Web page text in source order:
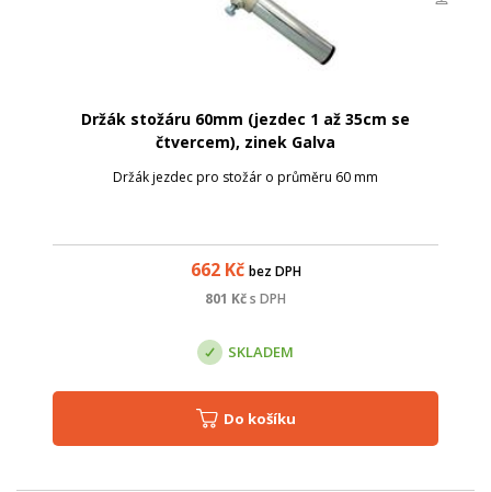
Držák stožáru 60mm (jezdec 1 až 35cm se
čtvercem), zinek Galva
Držák jezdec pro stožár o průměru 60 mm
662Kč bez DPH
801 Kčs DPH
SKLADEM
Do košíku